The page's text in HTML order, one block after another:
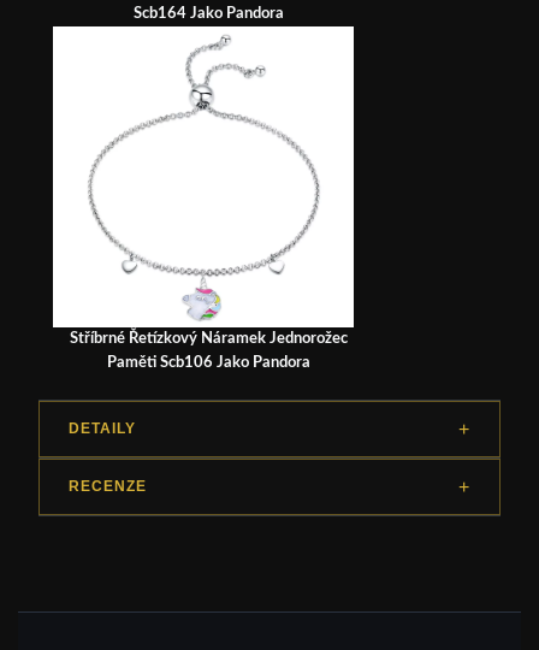
Scb164 Jako Pandora
Stříbrné Řetízkový Náramek Jednorožec
Paměti Scb106 Jako Pandora
DETAILY
RECENZE